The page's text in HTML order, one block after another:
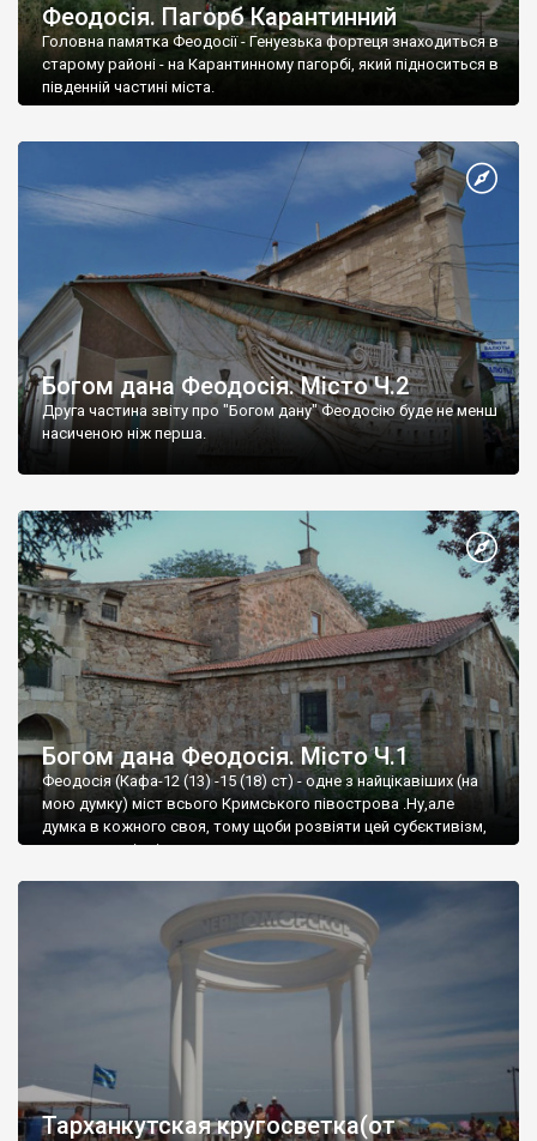
Феодосія. Пагорб Карантинний
Головна памятка Феодосії - Генуезька фортеця знаходиться в
старому районі - на Карантинному пагорбі, який підноситься в
південній частині міста.
Богом дана Феодосія. Місто Ч.2
Друга частина звіту про "Богом дану" Феодосію буде не менш
насиченою ніж перша.
Богом дана Феодосія. Місто Ч.1
Феодосія (Кафа-12 (13) -15 (18) ст) - одне з найцікавіших (на
мою думку) міст всього Кримського півострова .Ну,але
думка в кожного своя, тому щоби розвіяти цей субєктивізм,
запрошую відвідати це
Тарханкутская кругосветка(от